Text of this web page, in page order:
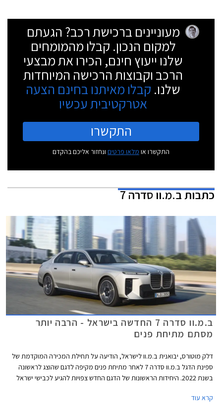
מעוניינים ברכישת רכב? הגעתם
למקום הנכון. קבלו מהמומחים
שלנו ייעוץ חינם, הכירו את מבצעי
הרכב וקבוצות הרכישה המיוחדות
שלנו. קבלו מאיתנו בחינם הצעה
אטרקטיבית עכשיו
התקשרו
התקשרו או מלאו פרטים ונחזור אליכם בהקדם
כתבותב.מ.וו סדרה 7
ב.מ.וו סדרה 7 החדשה בישראל - הרבה יותר
מסתם מתיחת פנים
דלק מוטורס, יבואנית ב.מ.וו לישראל, הודיעה על תחילת המכירה המוקדמת של
ספינת הדגל ב.מ.וו סדרה 7 לאחר מתיחת פנים מקיפה לדגם שהוצג לראשונה
בשנת 2022. היחידות הראשונות של הדגם החדש צפויות להגיע לכבישי ישראל
להתחרות במרצדס S קלאס אשר גם היא עודכנה לאחרונה.
קרא עוד